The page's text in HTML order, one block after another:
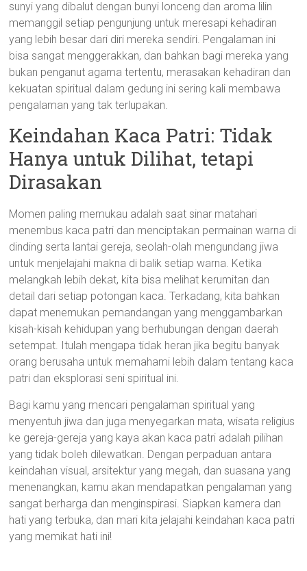
sunyi yang dibalut dengan bunyi lonceng dan aroma lilin
memanggil setiap pengunjung untuk meresapi kehadiran
yang lebih besar dari diri mereka sendiri. Pengalaman ini
bisa sangat menggerakkan, dan bahkan bagi mereka yang
bukan penganut agama tertentu, merasakan kehadiran dan
kekuatan spiritual dalam gedung ini sering kali membawa
pengalaman yang tak terlupakan.
Keindahan Kaca Patri: Tidak
Hanya untuk Dilihat, tetapi
Dirasakan
Momen paling memukau adalah saat sinar matahari
menembus kaca patri dan menciptakan permainan warna di
dinding serta lantai gereja, seolah-olah mengundang jiwa
untuk menjelajahi makna di balik setiap warna. Ketika
melangkah lebih dekat, kita bisa melihat kerumitan dan
detail dari setiap potongan kaca. Terkadang, kita bahkan
dapat menemukan pemandangan yang menggambarkan
kisah-kisah kehidupan yang berhubungan dengan daerah
setempat. Itulah mengapa tidak heran jika begitu banyak
orang berusaha untuk memahami lebih dalam tentang kaca
patri dan eksplorasi seni spiritual ini.
Bagi kamu yang mencari pengalaman spiritual yang
menyentuh jiwa dan juga menyegarkan mata, wisata religius
ke gereja-gereja yang kaya akan kaca patri adalah pilihan
yang tidak boleh dilewatkan. Dengan perpaduan antara
keindahan visual, arsitektur yang megah, dan suasana yang
menenangkan, kamu akan mendapatkan pengalaman yang
sangat berharga dan menginspirasi. Siapkan kamera dan
hati yang terbuka, dan mari kita jelajahi keindahan kaca patri
yang memikat hati ini!